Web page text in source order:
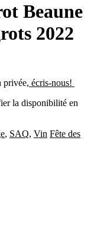
Beaune
2022
privée, écris-nous!
la disponibilité en
, SAQ, Vin Fête des